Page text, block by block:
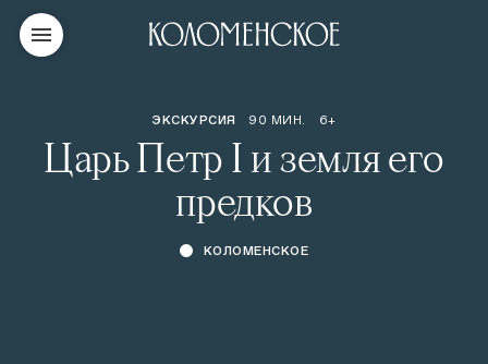
ЭКСКУРСИЯ 90 МИН. 6+
Царь Петр I и земля его
предков
КОЛОМЕНСКОЕ